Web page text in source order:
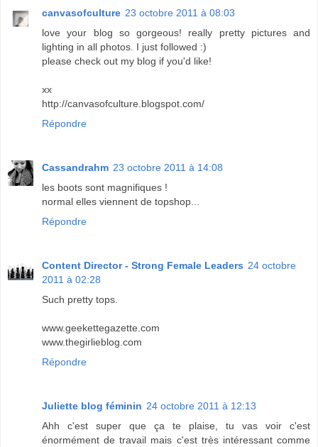
canvasofculture 23 octobre 2011 à 08:03
love your blog so gorgeous! really pretty pictures and
lighting in all photos. I just followed :)
please check out my blog if you'd like!
xx
http://canvasofculture.blogspot.com/
Répondre
Cassandrahm 23 octobre 2011 à 14:08
les boots sont magnifiques !
normal elles viennent de topshop...
Répondre
Content Director - Strong Female Leaders 24 octobre
2011 à 02:28
Such pretty tops.
www.geekettegazette.com
www.thegirlieblog.com
Répondre
Juliette blog féminin 24 octobre 2011 à 12:13
Ahh c'est super que ça te plaise, tu vas voir c'est
énormément de travail mais c'est très intéressant comme